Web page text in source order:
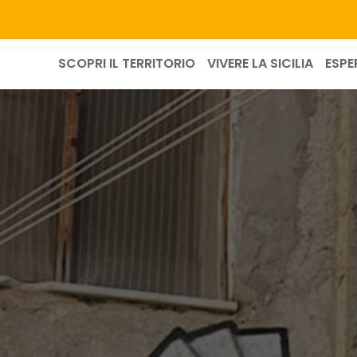
SCOPRI IL TERRITORIO VIVERE LA SICILIA